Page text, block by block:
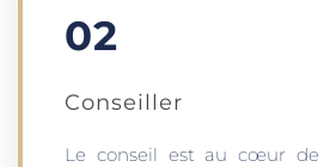
02
Conseiller
Le conseil est au cœur de